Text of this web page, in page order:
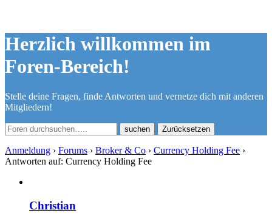
Herzlich willkommen im
Foren-Bereich!
Stelle deine Fragen, finde Antworten und vernetze dich mit anderen
Mitgliedern!
Zurücksetzen
Anmeldung › Forums › Broker & Co › Currency Holding Fee ›
Antworten auf: Currency Holding Fee
Christian